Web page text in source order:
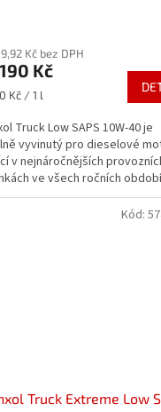
Kč bez DPH
Kč
Kč / 1 l
Truck Low SAPS 10W-40 je
vyvinutý pro dieselové
v nejnáročnějších
ve všech ročních
použití v...
Truck Extreme Low
Kód: